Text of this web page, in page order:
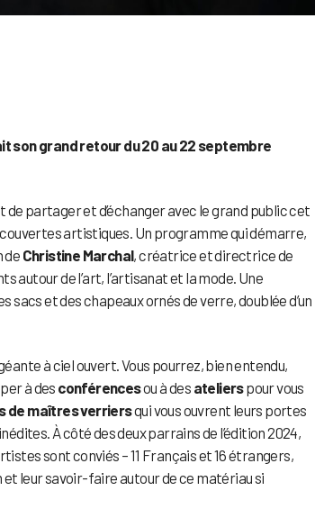
son grand retour du 20 au 22 septembre
partager et d’échanger avec le grand public cet
artistiques. Un programme qui démarre,
deChristine Marchal, créatrice et directrice de
autour de l’art, l’artisanat et la mode. Une
sacs et des chapeaux ornés de verre, doublée d’un
à ciel ouvert. Vous pourrez, bien entendu,
à des conférencesou à des atelierspour vous
de maîtres verriersqui vous ouvrent leurs portes
À côté des deux parrains de l’édition 2024,
sont conviés – 11 Français et 16 étrangers,
leur savoir-faire autour de ce matériau si